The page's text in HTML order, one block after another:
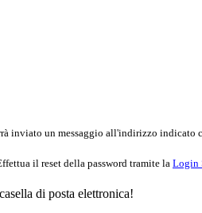
inviato un messaggio all'indirizzo indicato
il reset della password tramite la Login
di posta elettronica!